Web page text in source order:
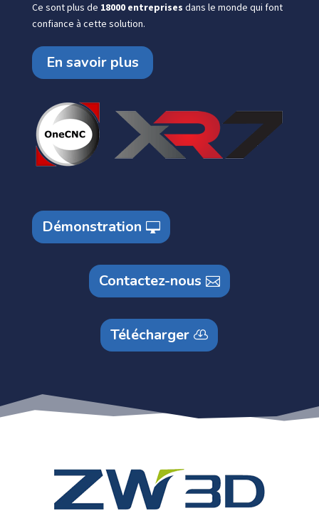
Ce sont plus de 18000 entreprises dans le monde qui font
confiance à cette solution.
En savoir plus
Démonstration
Contactez-nous
Télécharger